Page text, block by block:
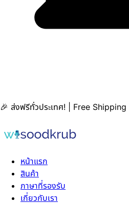
🎉 ส่งฟรีทั่วประเทศ! | Free
หน้าแรก
สินค้า
ภาษาที่รองรับ
เกี่ยวกับเรา